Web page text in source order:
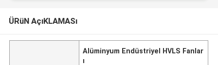
ÜRüN AçıKLAMASı
Alüminyum Endüstriyel HVLS Fanlar
ı